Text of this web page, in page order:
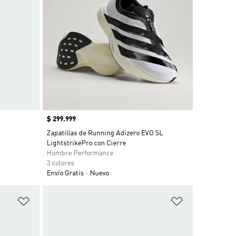
Precio
$ 299.999
Zapatillas de Running Adizero EVO SL
LightstrikePro con Cierre
Hombre Performance
3 colores
Envío Gratis
Nuevo